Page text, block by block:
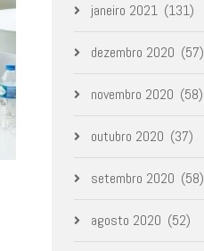
janeiro 2021 (131)
dezembro 2020 (57)
novembro 2020 (58)
outubro 2020 (37)
setembro 2020 (58)
agosto 2020 (52)